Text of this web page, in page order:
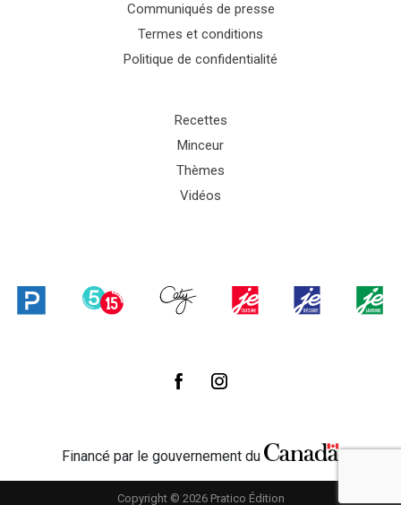
Communiqués de presse
Termes et conditions
Politique de confidentialité
Recettes
Minceur
Thèmes
Vidéos
Financé par le gouvernement du
Copyright © 2026 Pratico Édition